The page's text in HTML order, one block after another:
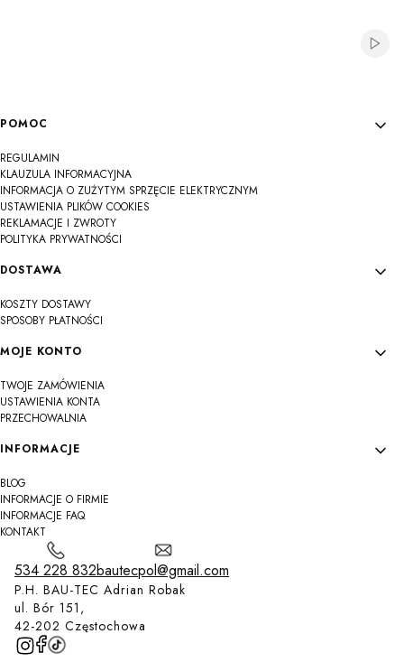
Linki w stopce
POMOC
REGULAMIN
KLAUZULA INFORMACYJNA
INFORMACJA O ZUŻYTYM SPRZĘCIE ELEKTRYCZNYM
USTAWIENIA PLIKÓW COOKIES
REKLAMACJE I ZWROTY
POLITYKA PRYWATNOŚCI
DOSTAWA
KOSZTY DOSTAWY
SPOSOBY PŁATNOŚCI
MOJE KONTO
TWOJE ZAMÓWIENIA
USTAWIENIA KONTA
PRZECHOWALNIA
INFORMACJE
BLOG
INFORMACJE O FIRMIE
INFORMACJE FAQ
KONTAKT
534 228 832bautecpol@gmail.com
P.H. BAU-TEC Adrian Robak
ul. Bór 151,
42-202 Częstochowa